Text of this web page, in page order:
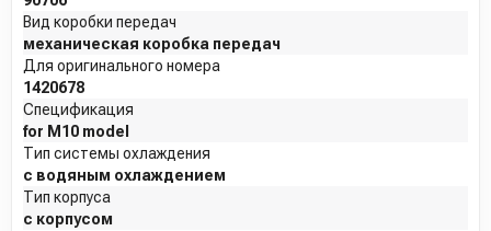
Вид коробки передач
механическая коробка передач
Для оригинального номера
1420678
Спецификация
for M10 model
Тип системы охлаждения
с водяным охлаждением
Тип корпуса
с корпусом